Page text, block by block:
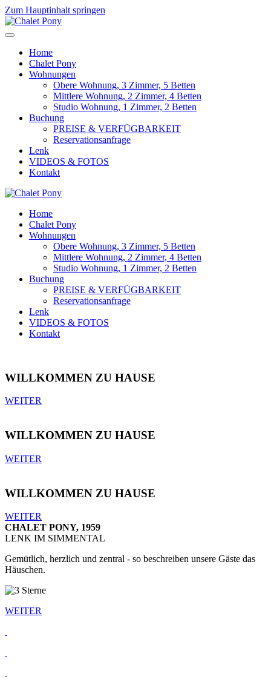
Zum Hauptinhalt springen
Home
Chalet Pony
Wohnungen
Obere Wohnung, 3 Zimmer, 5 Betten
Mittlere Wohnung, 2 Zimmer, 4 Betten
Studio Wohnung, 1 Zimmer, 2 Betten
Buchung
PREISE & VERFÜGBARKEIT
Reservationsanfrage
Lenk
VIDEOS & FOTOS
Kontakt
Home
Chalet Pony
Wohnungen
Obere Wohnung, 3 Zimmer, 5 Betten
Mittlere Wohnung, 2 Zimmer, 4 Betten
Studio Wohnung, 1 Zimmer, 2 Betten
Buchung
PREISE & VERFÜGBARKEIT
Reservationsanfrage
Lenk
VIDEOS & FOTOS
Kontakt
WILLKOMMEN ZU HAUSE
WEITER
WILLKOMMEN ZU HAUSE
WEITER
WILLKOMMEN ZU HAUSE
WEITER
CHALET PONY, 1959
LENK IM SIMMENTAL
Gemütlich, herzlich und zentral - so beschreiben unsere Gäste das
Häuschen.
WEITER